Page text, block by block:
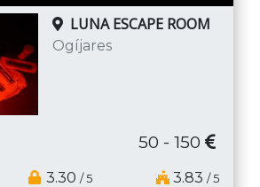
LUNA ESCAPE ROOM
Ogíjares
50 - 150
3.30 / 5 3.83 / 5